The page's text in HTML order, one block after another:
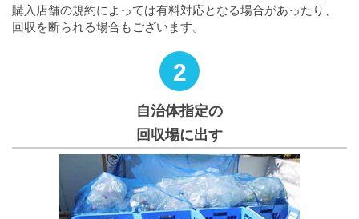
購入店舗の規約によっては有料対応となる場合があったり、
回収を断られる場合もございます。
2
自治体指定の
回収場に出す